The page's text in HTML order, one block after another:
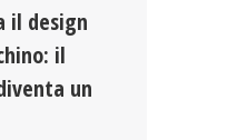
il design
il
un